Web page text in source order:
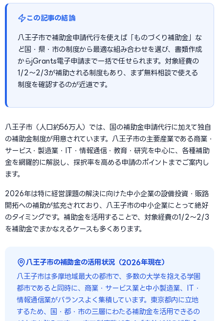
この記事の結論
八王子市で補助金申請代行を使えば「ものづくり補助金」な
ど国・県・市の制度から最適な組み合わせを選び、書類作成
からjGrants電子申請まで一括で任せられます。対象経費の
1/2〜2/3が補助される制度もあり、まず無料相談で使える
制度を確認するのが近道です。
八王子市（人口約56万人）では、国の補助金申請代行に加えて独自
の補助金制度が用意されています。八王子市の主要産業である商業・
サービス・製造業・IT・情報通信・教育・研究を中心に、各種補助
金を網羅的に解説し、採択率を高める申請のポイントまでご案内し
ます。
2026年は特に経営課題の解決に向けた中小企業の設備投資・販路
開拓への補助が拡充されており、八王子市の中小企業にとって絶好
のタイミングです。補助金を活用することで、対象経費の1/2〜2/3
を補助金でまかなえるケースも多くあります。
八王子市の補助金の活用状況（2026年現在）
八王子市は多摩地域最大の都市で、多数の大学を抱える学園
都市であると同時に、商業・サービス業と中小製造業、IT・
情報通信業がバランスよく集積しています。東京都内に立地
するため、国・都・市の三層にわたる補助金を活用できるの